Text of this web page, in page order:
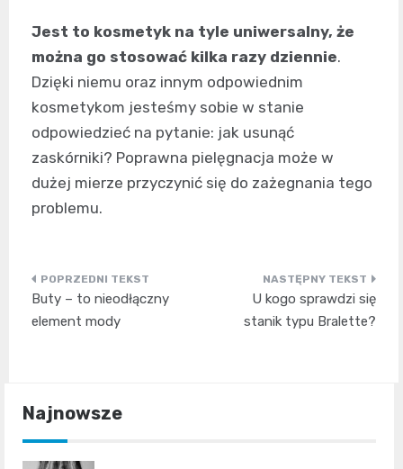
Jest to kosmetyk na tyle uniwersalny, że
można go stosować kilka razy dziennie.
Dzięki niemu oraz innym odpowiednim
kosmetykom jesteśmy sobie w stanie
odpowiedzieć na pytanie: jak usunąć
zaskórniki? Poprawna pielęgnacja może w
dużej mierze przyczynić się do zażegnania tego
problemu.
Nawigacja
wpisu
Buty – to nieodłączny
element mody
U kogo sprawdzi się
stanik typu Bralette?
Najnowsze